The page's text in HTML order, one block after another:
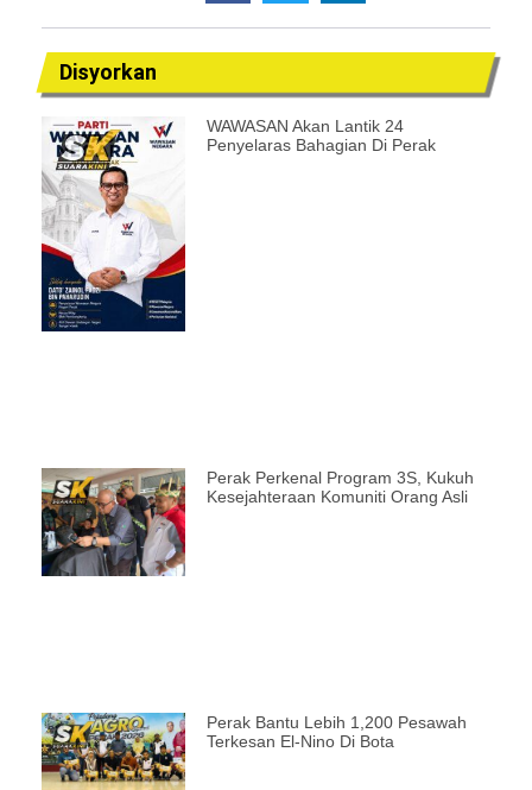
Disyorkan
WAWASAN Akan Lantik 24
Penyelaras Bahagian Di Perak
Perak Perkenal Program 3S, Kukuh
Kesejahteraan Komuniti Orang Asli
Perak Bantu Lebih 1,200 Pesawah
Terkesan El-Nino Di Bota